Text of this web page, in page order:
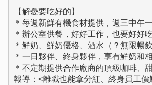
【解憂要吃好的】
＊每週新鮮有機食材提供，週三中午
＊辦公室供餐，好好工作，也要好好
＊鮮奶、鮮奶優格、酒水（？無限暢飲
＊一日夥伴、終身夥伴，享有鮮奶和
＊不定期提供合作廠商的頂級咖啡、
報導：<離職也能拿分紅、終身員工